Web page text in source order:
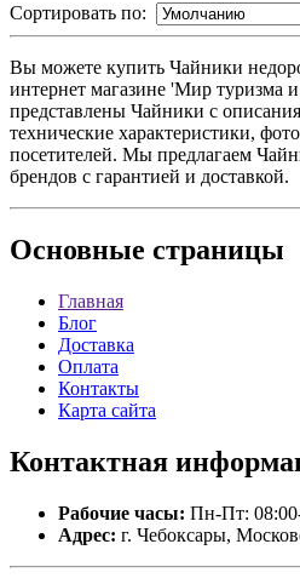
Сортировать по:
Вы можете купить Чайники
интернет магазине 'Мир туризма
представлены Чайники с
технические характеристики,
посетителей. Мы предлагаем
брендов с гарантией и доставкой.
Основные страницы
Главная
Блог
Доставка
Оплата
Контакты
Карта сайта
Контактная
Рабочие часы: Пн-Пт:
Адрес: г. Чебоксары,